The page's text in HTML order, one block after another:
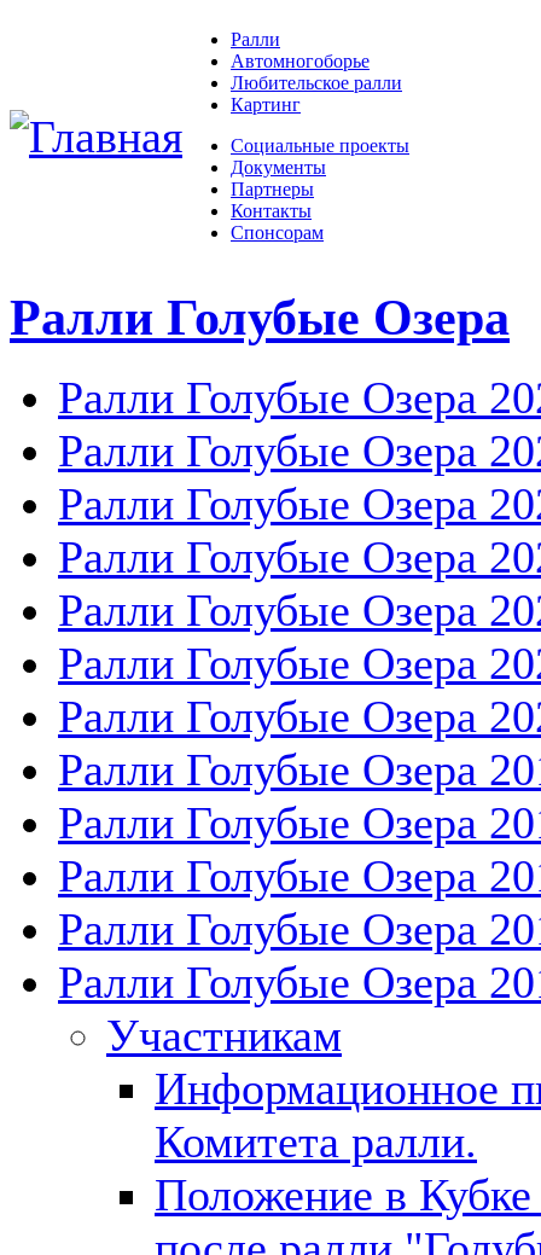
Ралли
Автомногоборье
Любительское ралли
Картинг
Социальные проекты
Документы
Партнеры
Контакты
Спонсорам
Ралли Голубые Озера
Ралли Голубые Озера
Ралли Голубые Озера
Ралли Голубые Озера
Ралли Голубые Озера
Ралли Голубые Озера
Ралли Голубые Озера
Ралли Голубые Озера
Ралли Голубые Озера
Ралли Голубые Озера
Ралли Голубые Озера
Ралли Голубые Озера
Ралли Голубые Озера
Участникам
Информационное
Комитета ралли.
Положение в